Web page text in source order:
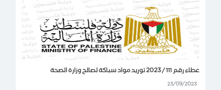
عطاء رقم 111 / 2023 توريد مواد سباكة لصالح وزارة الصحة
23/09/2023